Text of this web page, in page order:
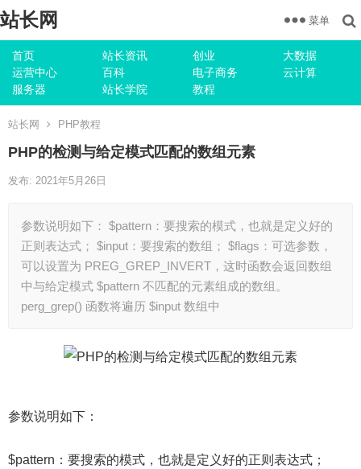
站长网
首页 站长资讯 创业
大数据
运营中心
百科 电子商务
云计算
服务器
站长学院 教程
菜单
站长网 PHP教程
PHP的检测与给定模式匹配的数组元素
发布: 2021年5月26日
参数说明如下： $pattern：要搜索的模式，也就是定义好的
正则表达式； $input：要搜索的数组； $flags：可选参数，
可以设置为 PREG_GREP_INVERT，这时函数会返回数组
中与给定模式 $pattern 不匹配的元素组成的数组。
perg_grep() 函数将遍历 $input 数组中
参数说明如下：
$pattern：要搜索的模式，也就是定义好的正则表达式；